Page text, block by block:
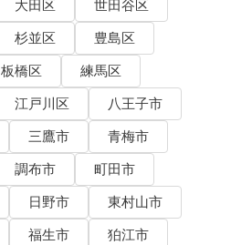
大田区
世田谷区
杉並区
豊島区
板橋区
練馬区
江戸川区
八王子市
三鷹市
青梅市
調布市
町田市
日野市
東村山市
福生市
狛江市